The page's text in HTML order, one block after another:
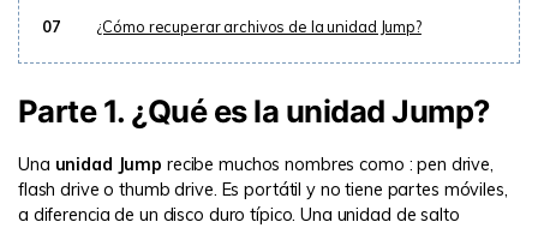
07
¿Cómo recuperar archivos de la unidad Jump?
Parte 1. ¿Qué es la unidad Jump?
Una unidad Jump recibe muchos nombres como : pen drive,
flash drive o thumb drive. Es portátil y no tiene partes móviles,
a diferencia de un disco duro típico. Una unidad de salto